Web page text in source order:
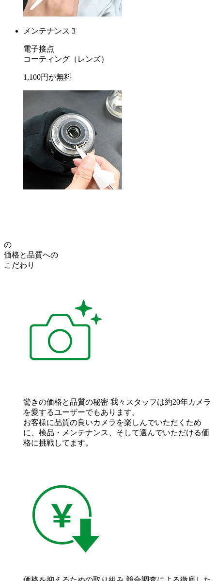
メンテナンス 3
電子接点
コーティング （レンズ）
1,100円が無料
の
価格と品質への
こだわり
驚きの価格と品質の秘密 我々スタッフは約20年カメラ
を愛するユーザーでもあります。
お客様に品質の良いカメラを楽しんでいただくため
に、検品・メンテナンス、そして選んでいただける価
格に挑戦してます。